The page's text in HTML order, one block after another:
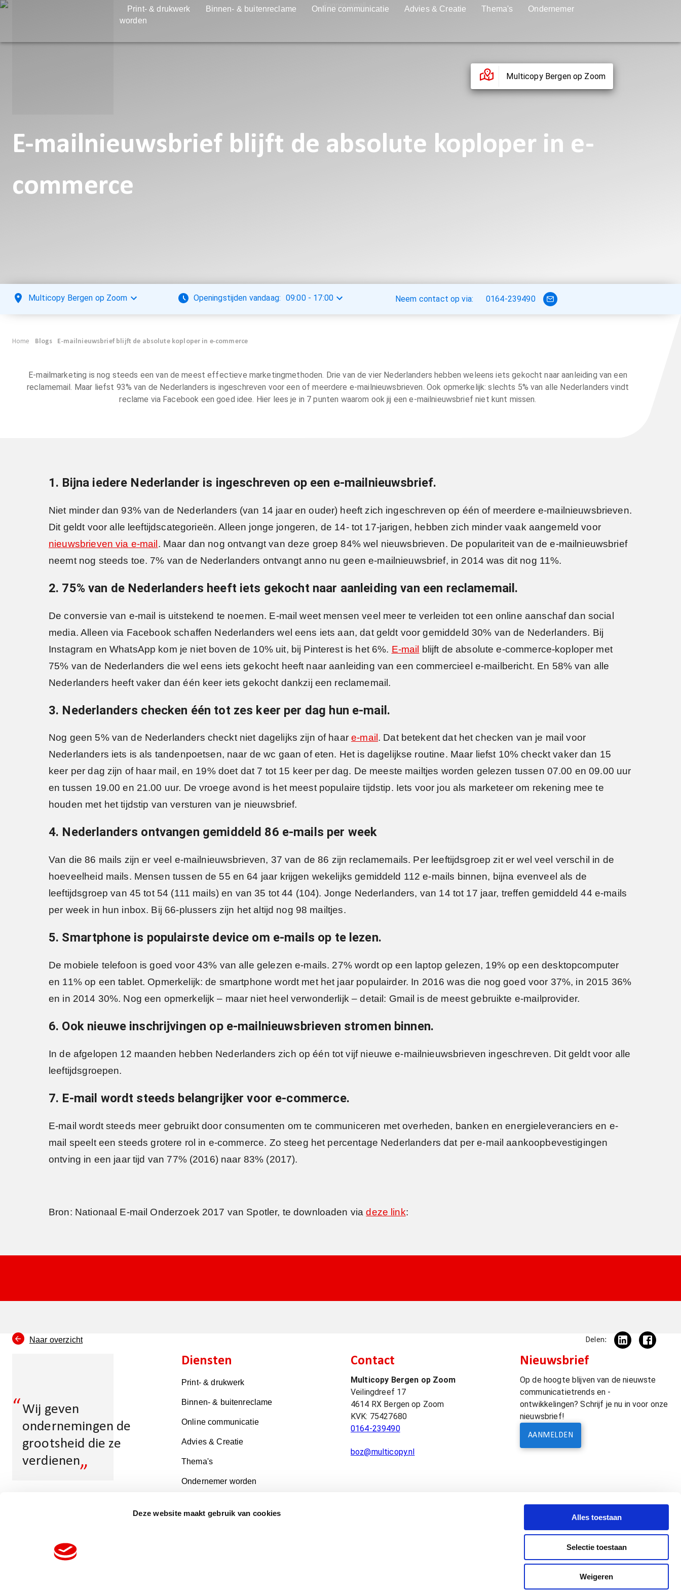
Deze website maakt gebruik van cookies Alles toestaan
Selectie toestaan
Weigeren
Print- & drukwerk Binnen- & buitenreclame Online communicatie Advies & Creatie Thema's
Ondernemer
worden
Multicopy Bergen op Zoom
E-mailnieuwsbrief blijft de absolute koploper in e-
commerce
Multicopy Bergen op Zoom Openingstijden vandaag: 09:00- 17:00 Neem contact op via: 0164-239490
Home Blogs E-mailnieuwsbrief blijft de absolute koploper in e-commerce
E-mailmarketing is nog steeds een van de meest effectieve marketingmethoden. Drie van de vier Nederlanders hebben weleens iets gekocht naar aanleiding van een
reclamemail. Maar liefst 93% van de Nederlanders is ingeschreven voor een of meerdere e-mailnieuwsbrieven. Ook opmerkelijk: slechts 5% van alle Nederlanders vindt
reclame via Facebook een goed idee. Hier lees je in 7 punten waarom ook jij een e-mailnieuwsbrief niet kunt missen.
1. Bijna iedere Nederlander is ingeschreven op een e-mailnieuwsbrief.
Niet minder dan 93% van de Nederlanders (van 14 jaar en ouder) heeft zich ingeschreven op één of meerdere e-mailnieuwsbrieven.
Dit geldt voor alle leeftijdscategorieën. Alleen jonge jongeren, de 14- tot 17-jarigen, hebben zich minder vaak aangemeld voor
nieuwsbrieven via e-mail. Maar dan nog ontvangt van deze groep 84% wel nieuwsbrieven. De populariteit van de e-mailnieuwsbrief
neemt nog steeds toe. 7% van de Nederlanders ontvangt anno nu geen e-mailnieuwsbrief, in 2014 was dit nog 11%.
2. 75% van de Nederlanders heeft iets gekocht naar aanleiding van een reclamemail.
De conversie van e-mail is uitstekend te noemen. E-mail weet mensen veel meer te verleiden tot een online aanschaf dan social
media. Alleen via Facebook schaffen Nederlanders wel eens iets aan, dat geldt voor gemiddeld 30% van de Nederlanders. Bij
Instagram en WhatsApp kom je niet boven de 10% uit, bij Pinterest is het 6%. E-mail blijft de absolute e-commerce-koploper met
75% van de Nederlanders die wel eens iets gekocht heeft naar aanleiding van een commercieel e-mailbericht. En 58% van alle
Nederlanders heeft vaker dan één keer iets gekocht dankzij een reclamemail.
3. Nederlanders checken één tot zes keer per dag hun e-mail.
Nog geen 5% van de Nederlanders checkt niet dagelijks zijn of haare-mail . Dat betekent dat het checken van je mail voor
Nederlanders iets is als tandenpoetsen, naar de wc gaan of eten. Het is dagelijkse routine. Maar liefst 10% checkt vaker dan 15
keer per dag zijn of haar mail, en 19% doet dat 7 tot 15 keer per dag. De meeste mailtjes worden gelezen tussen 07.00 en 09.00 uur
en tussen 19.00 en 21.00 uur. De vroege avond is het meest populaire tijdstip. Iets voor jou als marketeer om rekening mee te
houden met het tijdstip van versturen van je nieuwsbrief.
4. Nederlanders ontvangen gemiddeld 86 e-mails per week
Van die 86 mails zijn er veel e-mailnieuwsbrieven, 37 van de 86 zijn reclamemails. Per leeftijdsgroep zit er wel veel verschil in de
hoeveelheid mails. Mensen tussen de 55 en 64 jaar krijgen wekelijks gemiddeld 112 e-mails binnen, bijna evenveel als de
leeftijdsgroep van 45 tot 54 (111 mails) en van 35 tot 44 (104). Jonge Nederlanders, van 14 tot 17 jaar, treffen gemiddeld 44 e-mails
per week in hun inbox. Bij 66-plussers zijn het altijd nog 98 mailtjes.
5. Smartphone is populairste device om e-mails op te lezen.
De mobiele telefoon is goed voor 43% van alle gelezen e-mails. 27% wordt op een laptop gelezen, 19% op een desktopcomputer
en 11% op een tablet. Opmerkelijk: de smartphone wordt met het jaar populairder. In 2016 was die nog goed voor 37%, in 2015 36%
en in 2014 30%. Nog een opmerkelijk – maar niet heel verwonderlijk – detail: Gmail is de meest gebruikte e-mailprovider.
6. Ook nieuwe inschrijvingen op e-mailnieuwsbrieven stromen binnen.
In de afgelopen 12 maanden hebben Nederlanders zich op één tot vijf nieuwe e-mailnieuwsbrieven ingeschreven. Dit geldt voor alle
leeftijdsgroepen.
7. E-mail wordt steeds belangrijker voor e-commerce.
E-mail wordt steeds meer gebruikt door consumenten om te communiceren met overheden, banken en energieleveranciers en e-
mail speelt een steeds grotere rol in e-commerce. Zo steeg het percentage Nederlanders dat per e-mail aankoopbevestigingen
ontving in een jaar tijd van 77% (2016) naar 83% (2017).
Bron: Nationaal E-mail Onderzoek 2017 van Spotler, te downloaden viadeze link:
Naar overzicht Delen:
“ Wij geven
ondernemingen de
grootsheid die ze
verdienen„
Diensten
Print- & drukwerk
Binnen- & buitenreclame
Online communicatie
Advies & Creatie
Thema's
Ondernemer worden
Contact
Multicopy Bergen op Zoom
Veilingdreef 17
4614 RX Bergen op Zoom
KVK: 75427680
0164-239490
boz@multicopy.nl
Nieuwsbrief
Op de hoogte blijven van de nieuwste
communicatietrends en -
ontwikkelingen? Schrijf je nu in voor onze
nieuwsbrief!
AANMELDEN
Leveringsvoorwaarden & Terms of Supply Privacyverklaring